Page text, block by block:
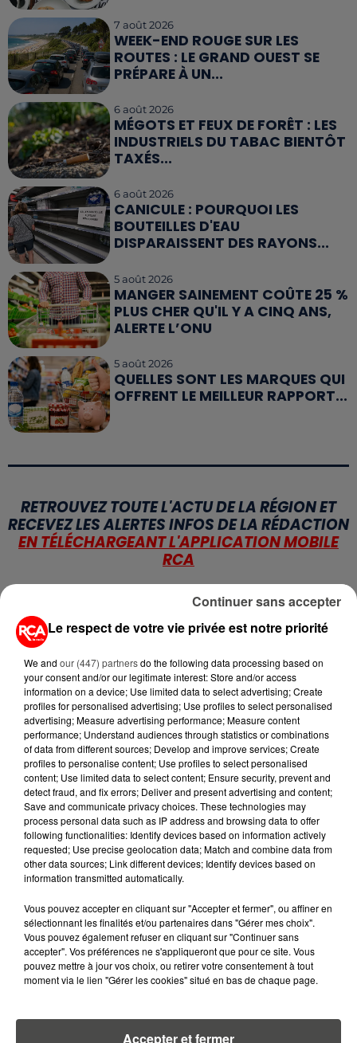
7 août 2026
WEEK-END ROUGE SUR LES
ROUTES : LE GRAND OUEST SE
PRÉPARE À UN...
6 août 2026
MÉGOTS ET FEUX DE FORÊT : LES
INDUSTRIELS DU TABAC BIENTÔT
TAXÉS...
6 août 2026
CANICULE : POURQUOI LES
BOUTEILLES D'EAU
DISPARAISSENT DES RAYONS...
5 août 2026
MANGER SAINEMENT COÛTE 25 %
PLUS CHER QU'IL Y A CINQ ANS,
ALERTE L’ONU
5 août 2026
QUELLES SONT LES MARQUES QUI
OFFRENT LE MEILLEUR RAPPORT...
RETROUVEZ TOUTE L'ACTU DE LA RÉGION ET
RECEVEZ LES ALERTES INFOS DE LA RÉDACTION
EN TÉLÉCHARGEANT L'APPLICATION MOBILE
RCA
LA RÉDACTION
RCA
DIMITRI COUTAND
Journaliste
MARGOT DOUÉTIL
Journaliste
Le respect de votre vie privée est notre priorité
We and our (447) partnersdo the following data processing based on
your consent and/or our legitimate interest: Store and/or access
information on a device; Use limited data to select advertising; Create
profiles for personalised advertising; Use profiles to select personalised
advertising; Measure advertising performance; Measure content
performance; Understand audiences through statistics or combinations
of data from different sources; Develop and improve services; Create
profiles to personalise content; Use profiles to select personalised
content; Use limited data to select content; Ensure security, prevent and
detect fraud, and fix errors; Deliver and present advertising and content;
Save and communicate privacy choices. These technologies may
process personal data such as IP address and browsing data to offer
following functionalities: Identify devices based on information actively
requested; Use precise geolocation data; Match and combine data from
other data sources; Link different devices; Identify devices based on
information transmitted automatically.
Vous pouvez accepter en cliquant sur "Accepter et fermer", ou affiner en
sélectionnant les finalités et/ou partenaires dans "Gérer mes choix".
Vous pouvez également refuser en cliquant sur "Continuer sans
accepter". Vos préférences ne s'appliqueront que pour ce site. Vous
pouvez mettre à jour vos choix, ou retirer votre consentement à tout
moment via le lien "Gérer les cookies" situé en bas de chaque page.
Accepter et fermer
Continuer sans accepter